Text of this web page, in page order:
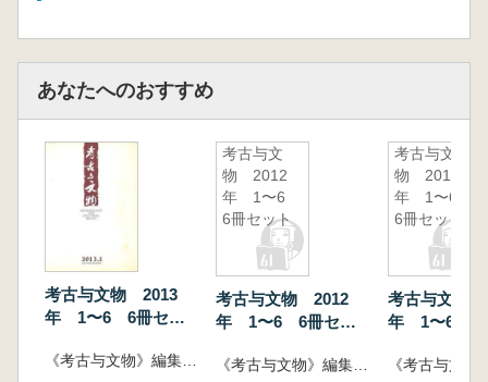
あなたへのおすすめ
考古与文物 2013
年 1〜6 6冊セッ
《考古与文物》編集部編
考古与文
物 2012
年 1〜6
6冊セット
考古与文物 2012
年 1〜6 6冊セッ
考古与文
物 2011
年 1〜6
6冊セット
考古与文物
年 1〜6 6